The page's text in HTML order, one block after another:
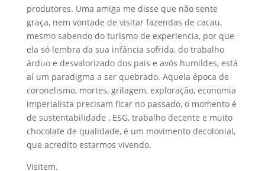
produtores. Uma amiga me disse que não sente
graça, nem vontade de visitar fazendas de cacau,
mesmo sabendo do turismo de experiencia, por que
ela só lembra da sua infância sofrida, do trabalho
árduo e desvalorizado dos pais e avós humildes, está
aí um paradigma a ser quebrado. Aquela época de
coronelismo, mortes, grilagem, exploração, economia
imperialista precisam ficar no passado, o momento é
de sustentabilidade , ESG, trabalho decente e muito
chocolate de qualidade, é um movimento decolonial,
que acredito estarmos vivendo.
Visitem.